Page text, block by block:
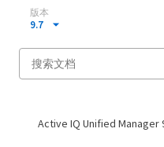
版本
9.7
Active IQ Unified Manager